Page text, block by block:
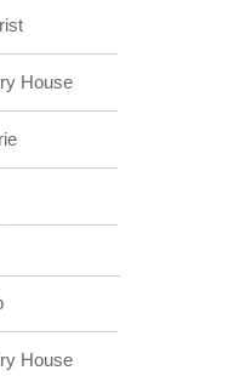
House
House